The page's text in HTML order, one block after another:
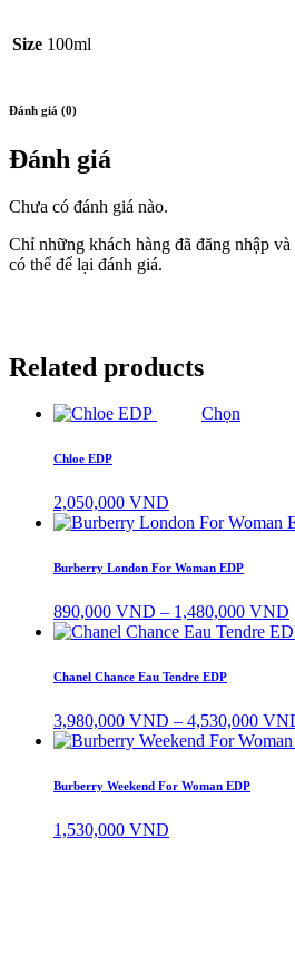
Size 100ml
Đánh giá (0)
Đánh giá
Chưa có đánh giá nào.
Chỉ những khách hàng đã đăng nhập
có thể để lại đánh giá.
Related products
Chọn
Chloe EDP
2,050,000 VND
Burberry London For Woman EDP
890,000 VND – 1,480,000 VND
Chanel Chance Eau Tendre EDP
3,980,000 VND – 4,530,000
Burberry Weekend For Woman EDP
1,530,000 VND